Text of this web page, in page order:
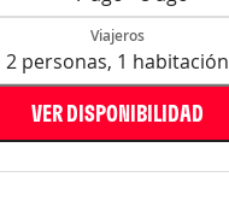
Viajeros
2 personas, 1 habitación
VER DISPONIBILIDAD